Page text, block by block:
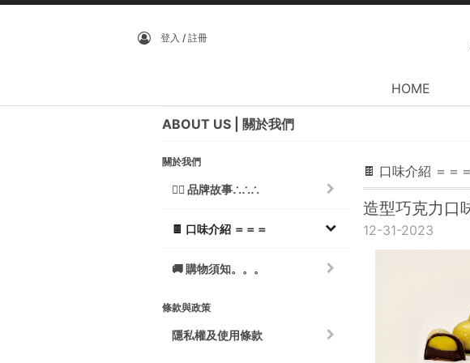
登入 / 註冊
HOME
ABOUT US 關於我們
關於我們
💁‍♀️ 品牌故事∴∴∴
🍫 口味介紹 ＝＝＝
🚚 購物須知。。。
條款與政策
隱私權及使用條款
🍫 口味介紹 ＝＝＝
造型巧克力口
12-31-2023